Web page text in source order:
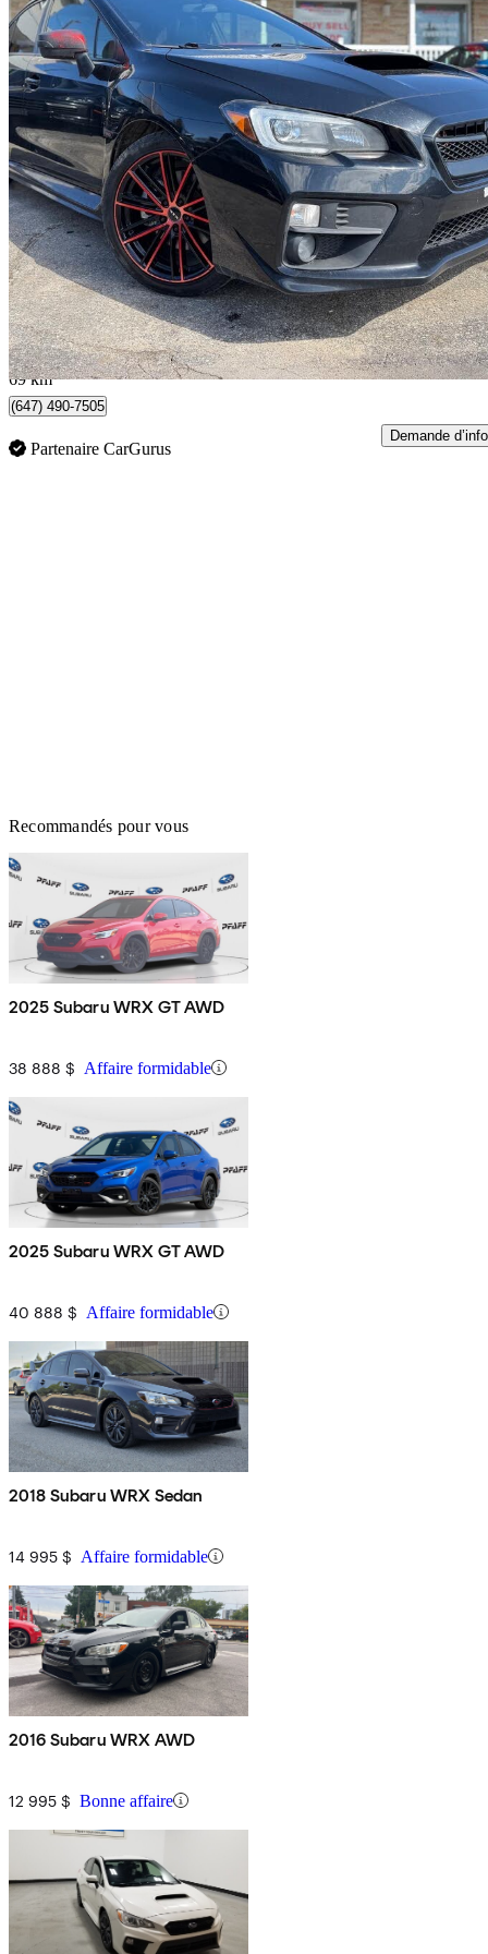
2017 Subaru WRX
Sport-tech171 821 km
13 888 $ Affaire
244 $/mois env.
Scarborough , ON
69 km
(647) 490-7505
Partenaire CarGurus
Demande d’info
Recommandés pour vous
2025 Subaru WRX GT AWD
38 888 $ Affaire formidable
2025 Subaru WRX GT AWD
40 888 $ Affaire formidable
2018 Subaru WRX Sedan
14 995 $ Affaire formidable
2016 Subaru WRX AWD
12 995 $ Bonne affaire